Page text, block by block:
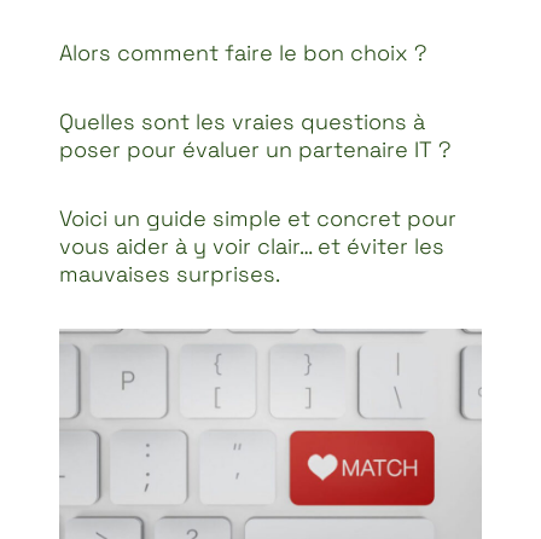
Alors comment faire le bon choix ?
Quelles sont les vraies questions à
poser pour évaluer un partenaire IT ?
Voici un guide simple et concret pour
vous aider à y voir clair… et éviter les
mauvaises surprises.